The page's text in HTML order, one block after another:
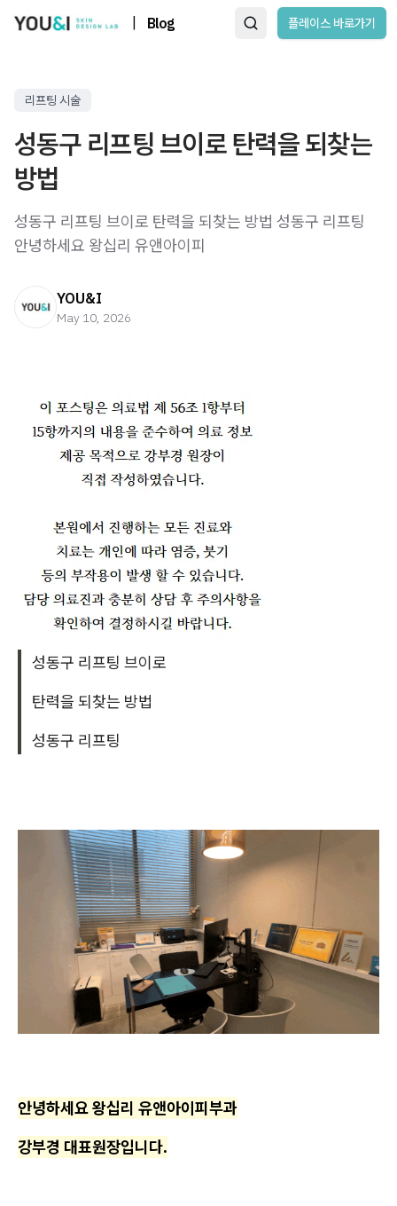
Blog 플레이스 바로가기
리프팅 시술
성동구 리프팅 브이로 탄력을 되찾는
방법
성동구 리프팅 브이로 탄력을 되찾는 방법 성동구 리프팅 ​ ​
안녕하세요 왕십리 유앤아이피
YOU&I
May 10, 2026
성동구 리프팅 브이로
탄력을 되찾는 방법
성동구 리프팅
안녕하세요 왕십리 유앤아이피부과
강부경 대표원장입니다.